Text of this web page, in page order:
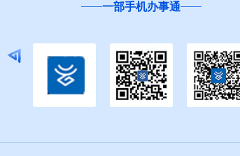
一部手机办事通